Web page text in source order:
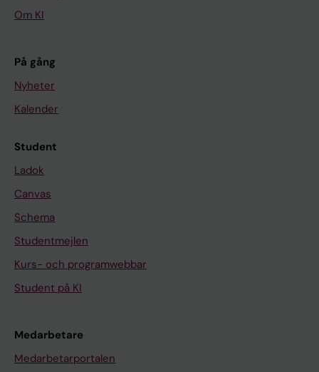
Om KI
På gång
Nyheter
Kalender
Student
Ladok
Canvas
Schema
Studentmejlen
Kurs- och programwebbar
Student på KI
Medarbetare
Medarbetarportalen